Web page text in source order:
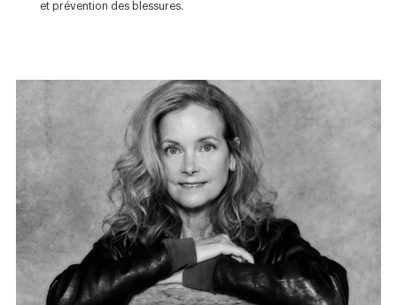
et prévention des blessures.